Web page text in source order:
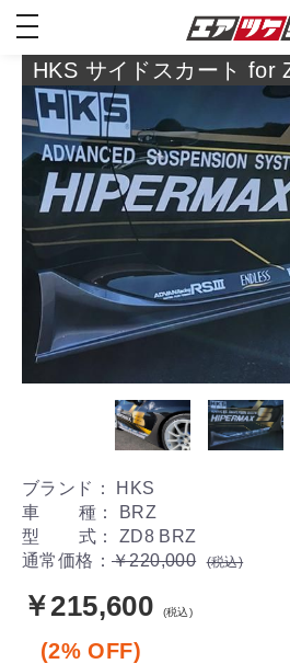
toggle
HKS サイドスカート for
ブランド： HKS
車 種： BRZ
型 式： ZD8 BRZ
通常価格： ￥220,000 (税込)
￥215,600 (税込)
(2% OFF)